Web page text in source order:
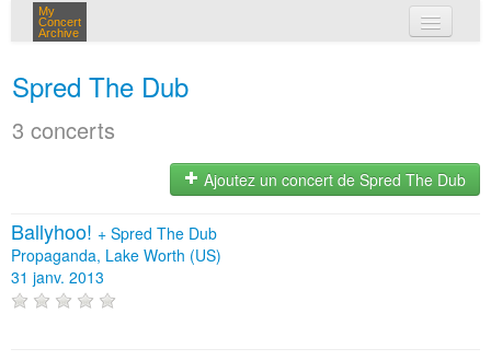
My
Concert
Archive
Spred The Dub
3 concerts
Ajoutez un concert de Spred The Dub
Ballyhoo! + Spred The Dub
Propaganda, Lake Worth (US)
31 janv. 2013